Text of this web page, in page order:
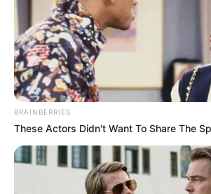
Tenemos todas las
interesan. Para estar
favor, active las
ACTIVAR AHORA
TEMAS DESTACADOS
BRAINBERRIES
These Actors Didn't Want To Share The